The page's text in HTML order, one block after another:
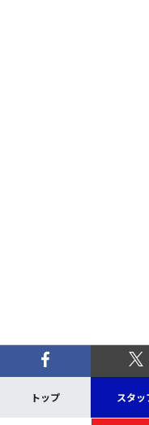
トップ スタッ